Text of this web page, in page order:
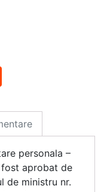
personala –
fost aprobat de
de ministru nr.